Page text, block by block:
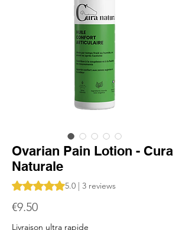
Ovarian Pain Lotion - Cura
Naturale
Rating is 5.0 out of five stars based on 3
5.0 | 3 reviews
€9.50Price
Livraison ultra rapide